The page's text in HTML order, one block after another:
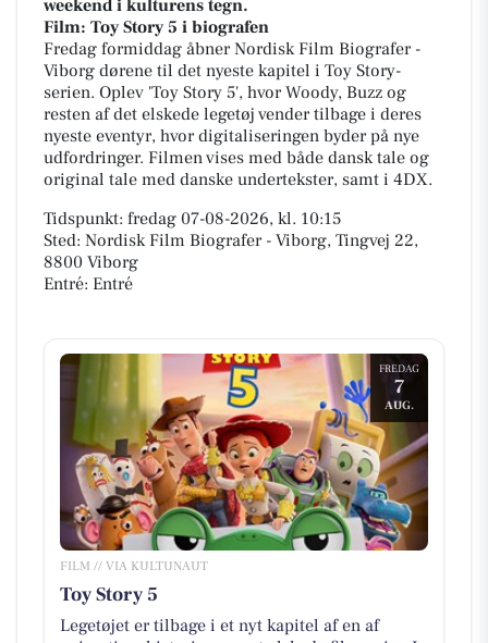
weekend i kulturens tegn.
Film: Toy Story 5 i biografen
Fredag formiddag åbner Nordisk Film Biografer -
Viborg dørene til det nyeste kapitel i Toy Story-
serien. Oplev 'Toy Story 5', hvor Woody, Buzz og
resten af det elskede legetøj vender tilbage i deres
nyeste eventyr, hvor digitaliseringen byder på nye
udfordringer. Filmen vises med både dansk tale og
original tale med danske undertekster, samt i 4DX.
Tidspunkt: fredag 07-08-2026, kl. 10:15
Sted: Nordisk Film Biografer - Viborg, Tingvej 22,
8800 Viborg
Entré: Entré
FREDAG
7
AUG.
FILM // VIA KULTUNAUT
Toy Story 5
Legetøjet er tilbage i et nyt kapitel af en af